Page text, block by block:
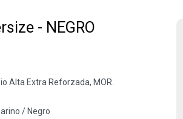
- NEGRO
Alta Extra Reforzada, MOR.
/ Negro